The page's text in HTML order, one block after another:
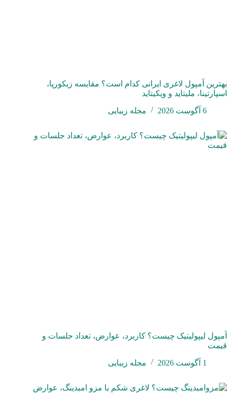
بهترین آمپول لاغری ایرانی کدام است؟ مقایسه زیکورپا،
اسپارتینا، ملیتاید و ویکیتاید
6 آگوست 2026
مجله زیبایی
آمپول لیپولیتیک چیست؟ کاربرد، عوارض، تعداد جلسات و
قیمت
1 آگوست 2026
مجله زیبایی